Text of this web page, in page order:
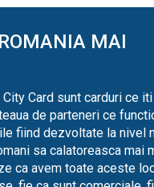
ROMANIA MAI
City Card sunt carduri ce
de parteneri ce
fiind dezvoltate la nivel
sa calatoreasca mai
ca avem toate aceste